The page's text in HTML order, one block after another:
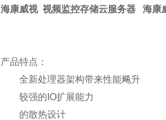
海康威视 视频监控存储云服务器 海康
产品特点：
全新处理器架构带来性能飚升
较强的IO扩展能力
的散热设计